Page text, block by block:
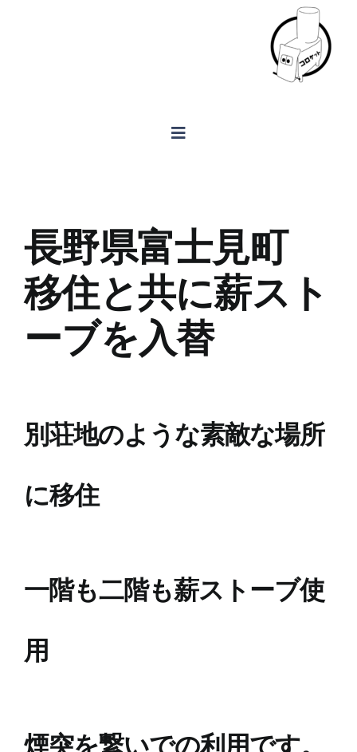
Toggle
製品案内
FAQ
会社概要
ブログ
長野県富士見町
移住と共に薪スト
ーブを入替
別荘地のような素敵な場所
に移住
一階も二階も薪ストーブ使
用
煙突を繋いでの利用です。